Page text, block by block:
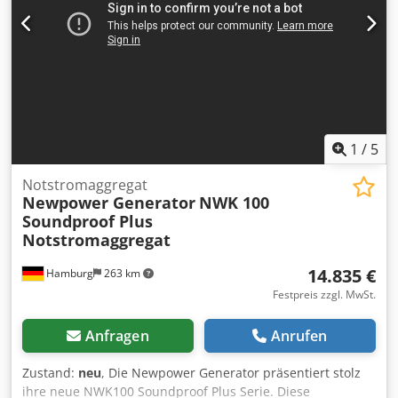
1 / 5
Hamburg 263 km
Notstromaggregat
Newpower Generator NWK 100
Soundproof Plus
Notstromaggregat
14.835 €
Festpreis zzgl. MwSt.
Anfragen Anrufen
Zustand: neu, Die Newpower Generator präsentiert stolz
ihre neue NWK100 Soundproof Plus Serie. Diese